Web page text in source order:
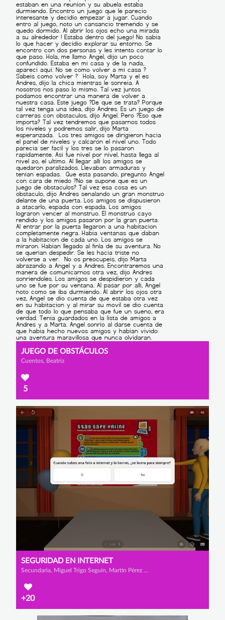
JUEGO DE OBSTÁCULOS
Cuentos, Beatriz
5
SEGURIDAD EN INTERNET
Secundaria, Miguel Trigo Seguín, Martín Pérez Domínguez y Iago Caneda Borrajo
+20